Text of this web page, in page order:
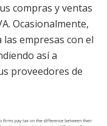
compras y ventas
Ocasionalmente,
las empresas con el
así a
proveedores de